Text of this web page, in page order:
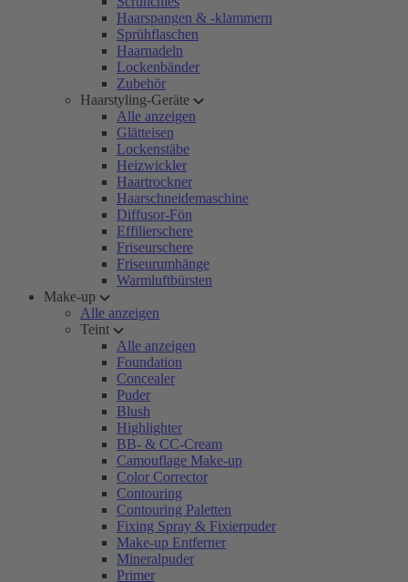
Haarspangen & -klammern
Sprühflaschen
Haarnadeln
Lockenbänder
Zubehör
Haarstyling-Geräte
Alle anzeigen
Glätteisen
Lockenstäbe
Heizwickler
Haartrockner
Haarschneidemaschine
Diffusor-Fön
Effilierschere
Friseurschere
Friseurumhänge
Warmluftbürsten
Make-up
Alle anzeigen
Teint
Alle anzeigen
Foundation
Concealer
Puder
Blush
Highlighter
BB- & CC-Cream
Camouflage Make-up
Color Corrector
Contouring
Contouring Paletten
Fixing Spray & Fixierpuder
Make-up Entferner
Mineralpuder
Primer